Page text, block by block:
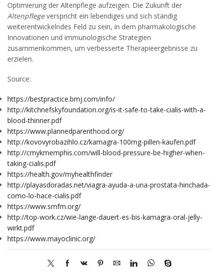
Optimierung der Altenpflege aufzeigen. Die Zukunft der
Altenpflegeverspricht ein lebendiges und sich ständig
weiterentwickelndes Feld zu sein, in dem pharmakologische
Innovationen und immunologische Strategien
zusammenkommen, um verbesserte Therapieergebnisse zu
erzielen.
Source:
https://bestpractice.bmj.com/info/
http://kitchnefskyfoundation.org/is-it-safe-to-take-cialis-with-a-
blood-thinner.pdf
https://www.plannedparenthood.org/
http://kovovyrobazihlo.cz/kamagra-100mg-pillen-kaufen.pdf
http://cmykmemphis.com/will-blood-pressure-be-higher-when-
taking-cialis.pdf
https://health.gov/myhealthfinder
http://playasdoradas.net/viagra-ayuda-a-una-prostata-hinchada-
como-lo-hace-cialis.pdf
https://www.smfm.org/
http://top-work.cz/wie-lange-dauert-es-bis-kamagra-oral-jelly-
wirkt.pdf
https://www.mayoclinic.org/